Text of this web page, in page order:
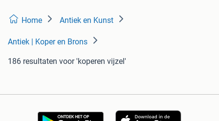
Home Antiek en Kunst
Antiek | Koper en Brons
186 resultaten voor 'koperen vijzel'